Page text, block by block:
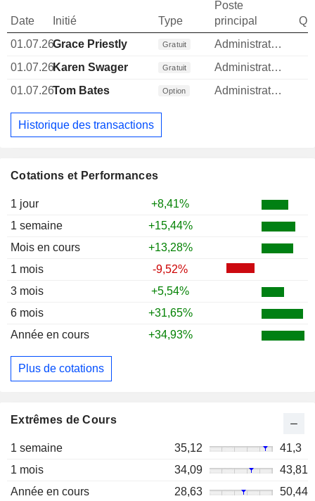
Cotations et Performances
1 jour
+8,41%
1 semaine
+15,44%
Mois en cours
+13,28%
1 mois
-9,52%
3 mois
+5,54%
6 mois
+31,65%
Année en cours
+34,93%
Plus de cotations
Extrêmes de Cours
1 semaine 35,12
41,3
1 mois
34,09
43,81
Année en cours
28,63
50,44
Date Initié Type
Poste
principal
01.07.26Grace Priestly Gratuit
Administrateur
01.07.26Karen Swager Gratuit Administrateur
01.07.26Tom Bates Option Administrateur
Historique des transactions